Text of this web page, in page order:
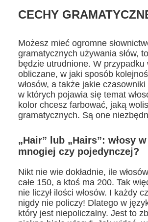
CECHY
Możesz mieć ogromne
gramatycznych używania słów,
będzie utrudnione. W
obliczane, w jaki sposób
włosów, a także jakie
w których pojawia się temat
kolor chcesz farbować, jaką
gramatycznych. Są one
„Hair” lub „Hairs”: włosy
mnogiej czy pojedynczej?
Nikt nie wie dokładnie, ile
całe 150, a ktoś ma 200. Tak
nie liczył ilości włosów. I każdy
nigdy nie policzy! Dlatego w
który jest niepoliczalny. Jest to